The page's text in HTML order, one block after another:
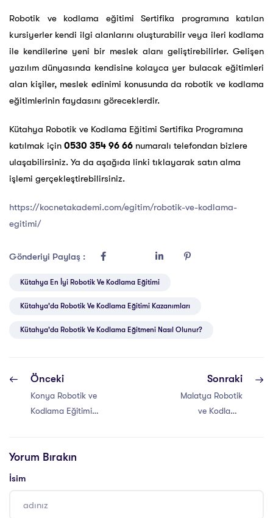
Robotik ve kodlama eğitimi Sertifika programına katılan
kursiyerler kendi ilgi alanlarını oluşturabilir veya ileri kodlama
ile kendilerine yeni bir meslek alanı geliştirebilirler. Gelişen
yazılım dünyasında kendisine kolayca yer bulacak eğitimleri
alan kişiler, meslek edinimi konusunda da robotik ve kodlama
eğitimlerinin faydasını göreceklerdir.
Kütahya Robotik ve Kodlama Eğitimi Sertifika Programına
katılmak için 0530 354 96 66 numaralı telefondan bizlere
ulaşabilirsiniz. Ya da aşağıda linki tıklayarak satın alma
işlemi gerçekleştirebilirsiniz.
https://kocnetakademi.com/egitim/robotik-ve-kodlama-
egitimi/
Gönderiyi Paylaş :
Kütahya En İyi Robotik Ve Kodlama Eğitimi
Kütahya'da Robotik Ve Kodlama Eğitimi Kazanımları
Kütahya'da Robotik Ve Kodlama Eğitmeni Nasıl Olunur?
Önceki
Konya Robotik ve
Kodlama Eğitimi
Sonraki
Malatya Robotik
ve Kodlama
Yorum Bırakın
İsim